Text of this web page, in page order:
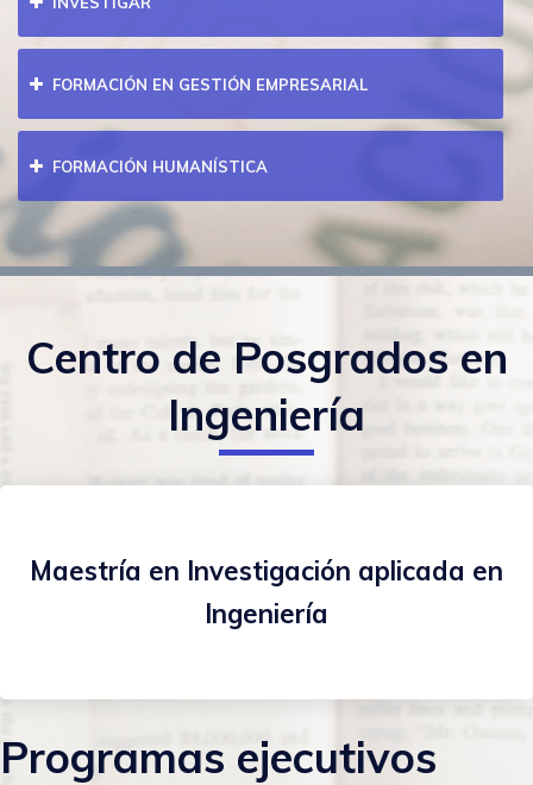
FORMACIÓN EN GESTIÓN EMPRESARIAL
FORMACIÓN HUMANÍSTICA
Centro de Posgrados en
Ingeniería
Maestría en Investigación aplicada en
Ingeniería
Programas ejecutivos